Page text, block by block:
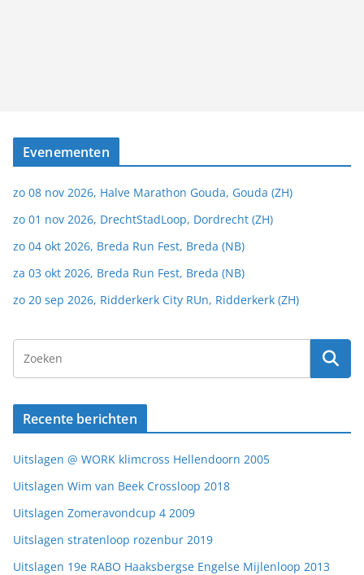
Evenementen
zo 08 nov 2026, Halve Marathon Gouda, Gouda (ZH)
zo 01 nov 2026, DrechtStadLoop, Dordrecht (ZH)
zo 04 okt 2026, Breda Run Fest, Breda (NB)
za 03 okt 2026, Breda Run Fest, Breda (NB)
zo 20 sep 2026, Ridderkerk City RUn, Ridderkerk (ZH)
Recente berichten
Uitslagen @ WORK klimcross Hellendoorn 2005
Uitslagen Wim van Beek Crossloop 2018
Uitslagen Zomeravondcup 4 2009
Uitslagen stratenloop rozenbur 2019
Uitslagen 19e RABO Haaksbergse Engelse Mijlenloop 2013